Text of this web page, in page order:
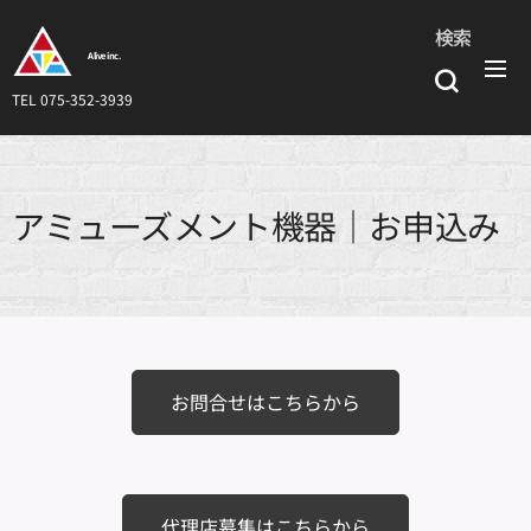
Alive inc.
TEL 075-352-3939
検索
アミューズメント機器｜お申込み
お問合せはこちらから